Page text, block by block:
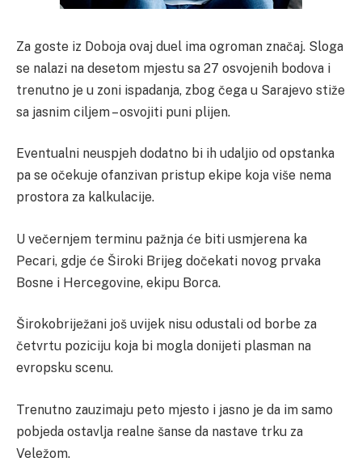
Za goste iz Doboja ovaj duel ima ogroman značaj. Sloga
se nalazi na desetom mjestu sa 27 osvojenih bodova i
trenutno je u zoni ispadanja, zbog čega u Sarajevo stiže
sa jasnim ciljem – osvojiti puni plijen.
Eventualni neuspjeh dodatno bi ih udaljio od opstanka
pa se očekuje ofanzivan pristup ekipe koja više nema
prostora za kalkulacije.
U večernjem terminu pažnja će biti usmjerena ka
Pecari, gdje će Široki Brijeg dočekati novog prvaka
Bosne i Hercegovine, ekipu Borca.
Širokobriježani još uvijek nisu odustali od borbe za
četvrtu poziciju koja bi mogla donijeti plasman na
evropsku scenu.
Trenutno zauzimaju peto mjesto i jasno je da im samo
pobjeda ostavlja realne šanse da nastave trku za
Veležom.